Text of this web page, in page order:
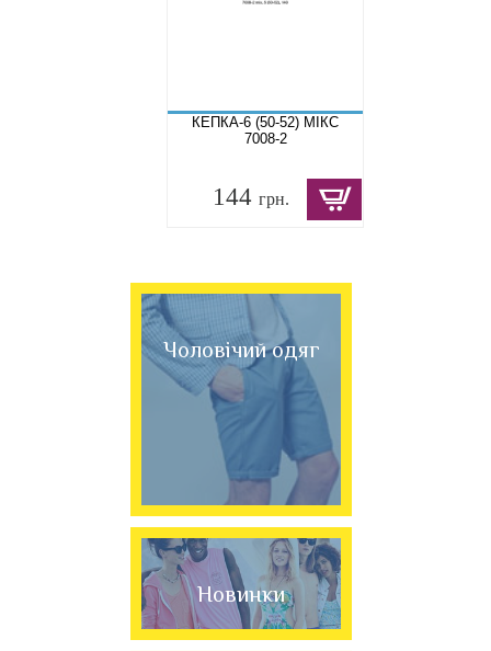
КЕПКА-6 (50-52) МІКС
7008-2
144 грн.
Чоловічий одяг
Новинки